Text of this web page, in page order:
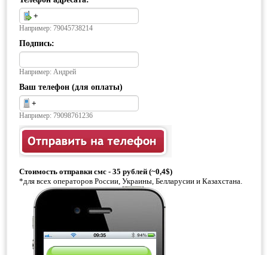
Например: 79045738214
Подпись:
Например: Андрей
Ваш телефон (для оплаты)
Например: 79098761236
Стоимость отправки смс - 35 рублей (~0,4$)
*для всех операторов России, Украины, Белларусии и Казахстана.